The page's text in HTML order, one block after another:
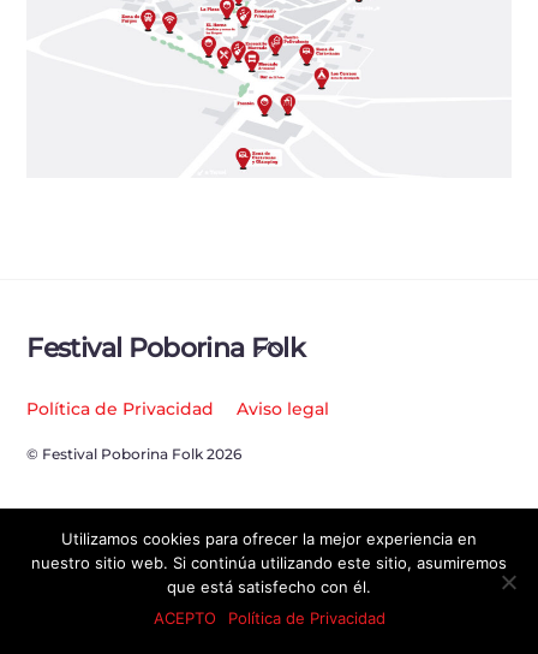
Back
Top
Festival Poborina Folk
Política de Privacidad Aviso legal
© Festival Poborina Folk 2026
Utilizamos cookies para ofrecer la mejor experiencia en
nuestro sitio web. Si continúa utilizando este sitio, asumiremos
que está satisfecho con él.
ACEPTO
Política de Privacidad